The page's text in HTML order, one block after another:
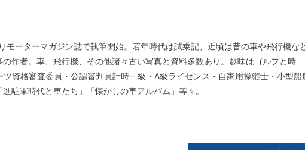
モーターマガジン誌で執筆開始。若年時代は試乗記、近頃は昔の車や飛行機な
作者。車、飛行機、その他諸々古い写真と資料多数あり。趣味はゴルフと時
資格審査委員・公認審判員計時一級・A級ライセンス・自家用操縦士・小型船
駐軍時代と車たち」「懐かしの車アルバム」等々。